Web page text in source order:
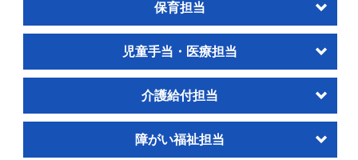
保育担当
児童手当・医療担当
介護給付担当
障がい福祉担当